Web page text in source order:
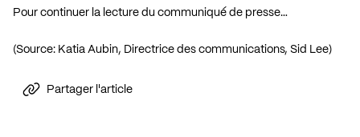
Pour continuer la lecture du communiqué de presse…
(Source: Katia Aubin, Directrice des communications, Sid Lee)
Partager l'article